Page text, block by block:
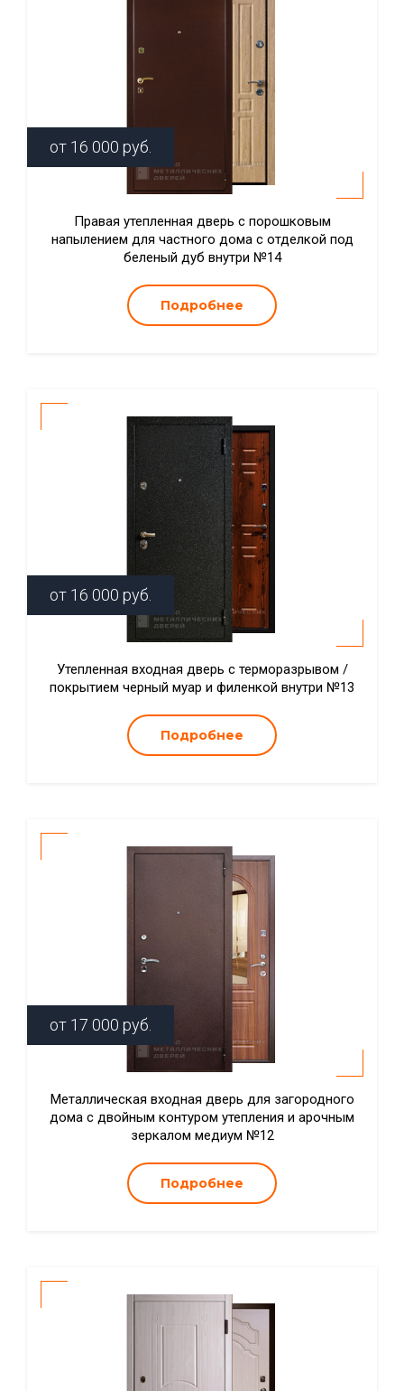
от 16 000 руб.
Правая утепленная дверь с порошковым
напылением для частного дома с отделкой под
беленый дуб внутри №14
Подробнее
от 16 000 руб.
Утепленная входная дверь с терморазрывом /
покрытием черный муар и филенкой внутри №13
Подробнее
от 17 000 руб.
Металлическая входная дверь для загородного
дома с двойным контуром утепления и арочным
зеркалом медиум №12
Подробнее